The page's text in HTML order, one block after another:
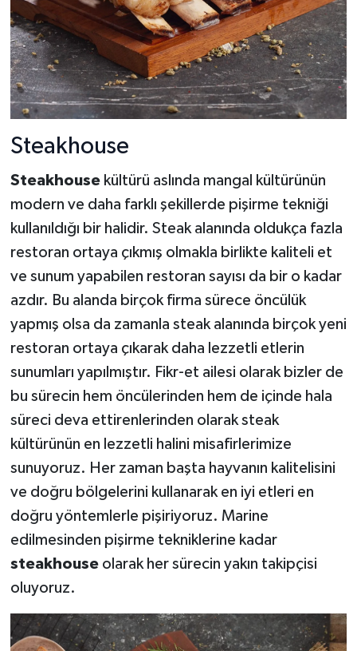
Steakhouse
Steakhousekültürü aslında mangal kültürünün
modern ve daha farklı şekillerde pişirme tekniği
kullanıldığı bir halidir. Steak alanında oldukça fazla
restoran ortaya çıkmış olmakla birlikte kaliteli et
ve sunum yapabilen restoran sayısı da bir o kadar
azdır. Bu alanda birçok firma sürece öncülük
yapmış olsa da zamanla steak alanında birçok yeni
restoran ortaya çıkarak daha lezzetli etlerin
sunumları yapılmıştır. Fikr-et ailesi olarak bizler de
bu sürecin hem öncülerinden hem de içinde hala
süreci deva ettirenlerinden olarak steak
kültürünün en lezzetli halini misafirlerimize
sunuyoruz. Her zaman başta hayvanın kalitelisini
ve doğru bölgelerini kullanarak en iyi etleri en
doğru yöntemlerle pişiriyoruz. Marine
edilmesinden pişirme tekniklerine kadar
steakhouse olarak her sürecin yakın takipçisi
oluyoruz.